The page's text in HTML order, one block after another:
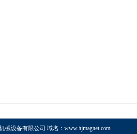
械设备有限公司 域名：www.hjmagnet.com